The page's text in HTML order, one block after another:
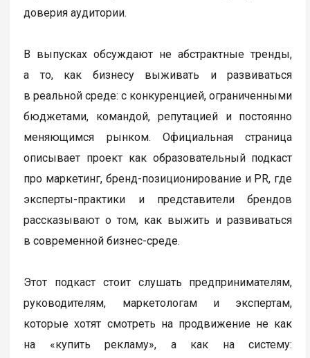
доверия аудитории.
В выпусках обсуждают не абстрактные тренды,
а то, как бизнесу выживать и развиваться
в реальной среде: с конкуренцией, ограниченными
бюджетами, командой, репутацией и постоянно
меняющимся рынком. Официальная страница
описывает проект как образовательный подкаст
про маркетинг, бренд-позиционирование и PR, где
эксперты-практики и представители брендов
рассказывают о том, как выжить и развиваться
в современной бизнес-среде.
Этот подкаст стоит слушать предпринимателям,
руководителям, маркетологам и экспертам,
которые хотят смотреть на продвижение не как
на «купить рекламу», а как на систему: